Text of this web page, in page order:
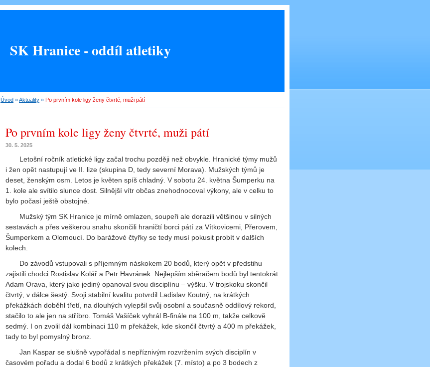
SK Hranice - oddíl atletiky
Úvod »Aktuality » Po prvním kole ligy ženy čtvrté, muži pátí
Po prvním kole ligy ženy čtvrté, muži pátí
30. 5. 2025
Letošní ročník atletické ligy začal trochu později než obvykle. Hranické týmy mužů
i žen opět nastupují ve II. lize (skupina D, tedy severní Morava). Mužských týmů je
deset, ženským osm. Letos je květen spíš chladný. V sobotu 24. května Šumperku na
1. kole ale svítilo slunce dost. Silnější vítr občas znehodnocoval výkony, ale v celku to
bylo počasí ještě obstojné.
Mužský tým SK Hranice je mírně omlazen, soupeři ale dorazili většinou v silných
sestavách a přes veškerou snahu skončili hraničtí borci pátí za Vítkovicemi, Přerovem,
Šumperkem a Olomoucí. Do barážové čtyřky se tedy musí pokusit probít v dalších
kolech.
Do závodů vstupovali s příjemným náskokem 20 bodů, který opět v předstihu
zajistili chodci Rostislav Kolář a Petr Havránek. Nejlepším sběračem bodů byl tentokrát
Adam Orava, který jako jediný opanoval svou disciplínu – výšku. V trojskoku skončil
čtvrtý, v dálce šestý. Svoji stabilní kvalitu potvrdil Ladislav Koutný, na krátkých
překážkách doběhl třetí, na dlouhých vylepšil svůj osobní a současně oddílový rekord,
stačilo to ale jen na stříbro. Tomáš Vašíček vyhrál B-finále na 100 m, takže celkově
sedmý. I on zvolil dál kombinaci 110 m překážek, kde skončil čtvrtý a 400 m překážek,
tady to byl pomyslný bronz.
Jan Kaspar se slušně vypořádal s nepříznivým rozvržením svých disciplín v
časovém pořadu a dodal 6 bodů z krátkých překážek (7. místo) a po 3 bodech z